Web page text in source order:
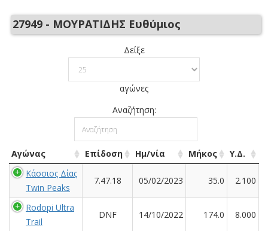
27949 - ΜΟΥΡΑΤΙΔΗΣ Ευθύμιος
Δείξε
αγώνες
Αναζήτηση:
Αγώνας Επίδοση Ημ/νία Μήκος
Υ.Δ.
Κάσσιος Δίας
Twin Peaks
7.47.18 05/02/2023 35.0 2.100
Rodopi Ultra
Trail
DNF 14/10/2022 174.0 8.000